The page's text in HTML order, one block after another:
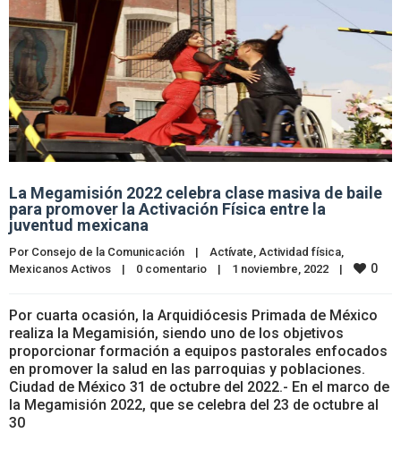
La Megamisión 2022 celebra clase masiva de baile
para promover la Activación Física entre la
juventud mexicana
Por Consejo de la Comunicación | Actívate, Actividad física
Mexicanos Activos
| 0 comentario | 1 noviembre, 2022 | 0
Por cuarta ocasión, la Arquidiócesis Primada de México
realiza la Megamisión, siendo uno de los objetivos
proporcionar formación a equipos pastorales enfocados
en promover la salud en las parroquias y poblaciones.
Ciudad de México 31 de octubre del 2022.- En el marco de
la Megamisión 2022, que se celebra del 23 de octubre al
30